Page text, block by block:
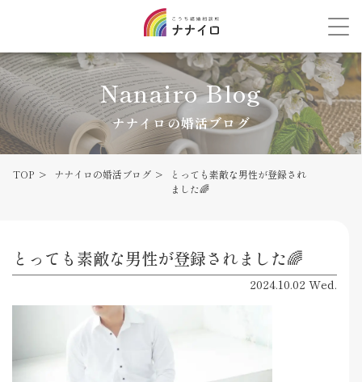
Nanairo Blog
ナナイロの婚活ブログ
TOP ナナイロの婚活ブログ
とっても素敵な男性が登録され
ました🌈
とっても素敵な男性が登録されました🌈
2024.10.02 Wed.